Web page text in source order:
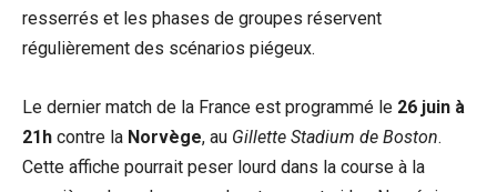
resserrés et les phases de groupes réservent
régulièrement des scénarios piégeux.
Le dernier match de la France est programmé le 26 juin à
21h contre la Norvège, au Gillette Stadium de Boston.
Cette affiche pourrait peser lourd dans la course à la